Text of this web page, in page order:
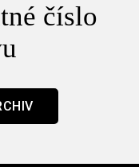
číslo